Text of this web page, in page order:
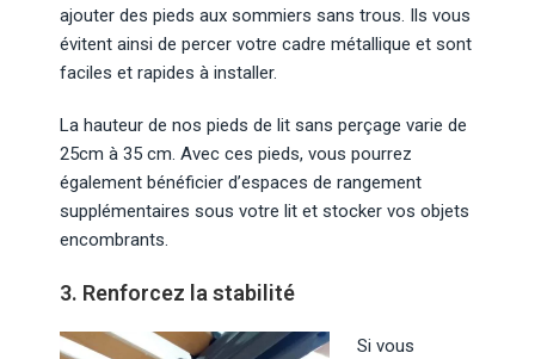
ajouter des pieds aux sommiers sans trous. Ils vous
évitent ainsi de percer votre cadre métallique et sont
faciles et rapides à installer.
La hauteur de nos pieds de lit sans perçage varie de
25cm à 35 cm. Avec ces pieds, vous pourrez
également bénéficier d’espaces de rangement
supplémentaires sous votre lit et stocker vos objets
encombrants.
3. Renforcez la stabilité
Si vous